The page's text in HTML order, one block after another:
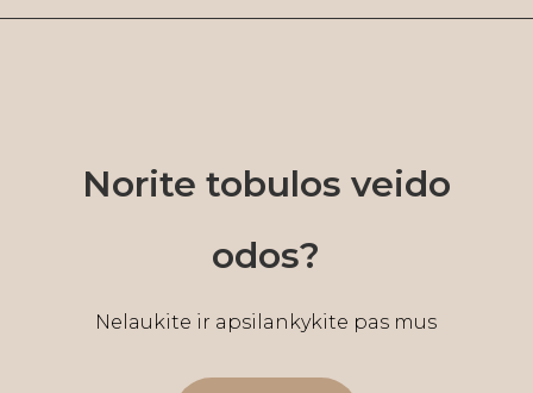
Norite tobulos veido
odos?
Nelaukite ir apsilankykite pas mus